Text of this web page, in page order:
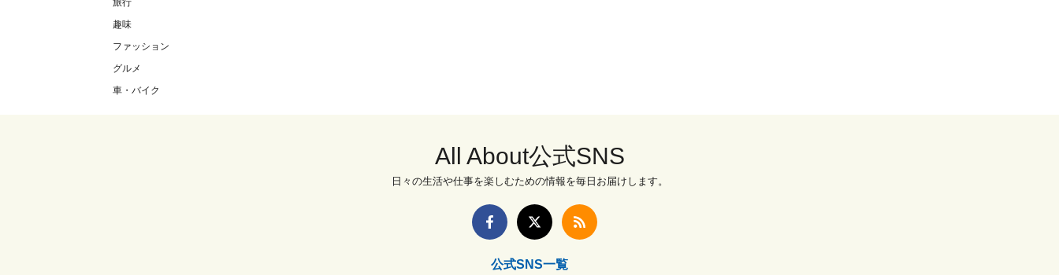
旅行
趣味
ファッション
グルメ
車・バイク
All About公式SNS
日々の生活や仕事を楽しむための情報を毎日お届けします。
公式SNS一覧